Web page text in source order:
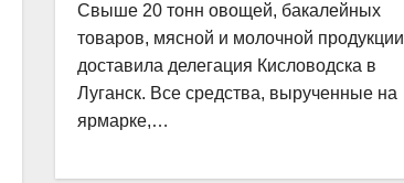
Свыше 20 тонн овощей, бакалейных
товаров, мясной и молочной продукции
доставила делегация Кисловодска в
Луганск. Все средства, вырученные на
ярмарке,…